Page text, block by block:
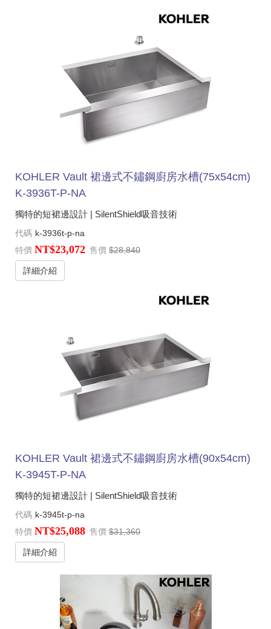
KOHLER Vault 裙邊式不鏽鋼廚房水槽(75x54cm)
K-3936T-P-NA
獨特的短裙邊設計 | SilentShield吸音技術
代碼 k-3936t-p-na
特價 NT$23,072 售價 $28,840
詳細介紹
KOHLER Vault 裙邊式不鏽鋼廚房水槽(90x54cm)
K-3945T-P-NA
獨特的短裙邊設計 | SilentShield吸音技術
代碼 k-3945t-p-na
特價 NT$25,088 售價 $31,360
詳細介紹